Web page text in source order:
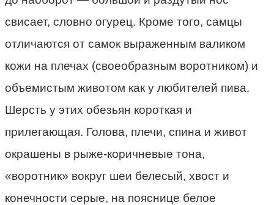
свисает, словно огурец. Кроме того, самцы
отличаются от самок выраженным валиком
кожи на плечах (своеобразным воротником) и
объемистым животом как у любителей пива.
Шерсть у этих обезьян короткая и
прилегающая. Голова, плечи, спина и живот
окрашены в рыже-коричневые тона,
«воротник» вокруг шеи белесый, хвост и
конечности серые, на пояснице белое